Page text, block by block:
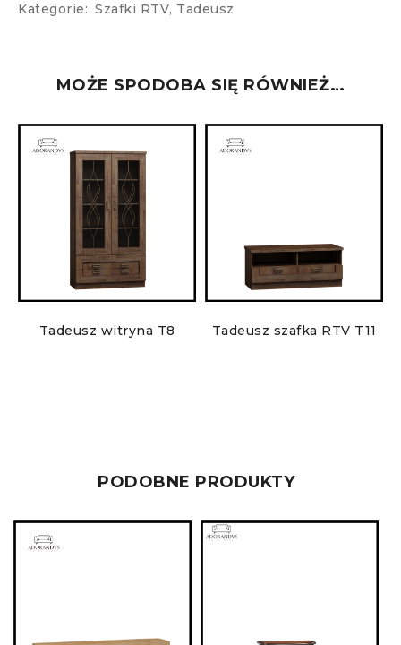
Kategorie: Szafki RTV, Tadeusz
MOŻE SPODOBA SIĘ RÓWNIEŻ…
Tadeusz witryna T8 Tadeusz szafka RTV T11
PODOBNE PRODUKTY